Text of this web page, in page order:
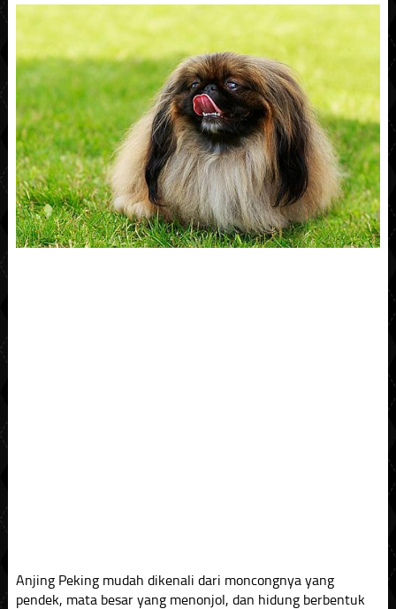
Anjing Peking mudah dikenali dari moncongnya yang
pendek, mata besar yang menonjol, dan hidung berbentuk